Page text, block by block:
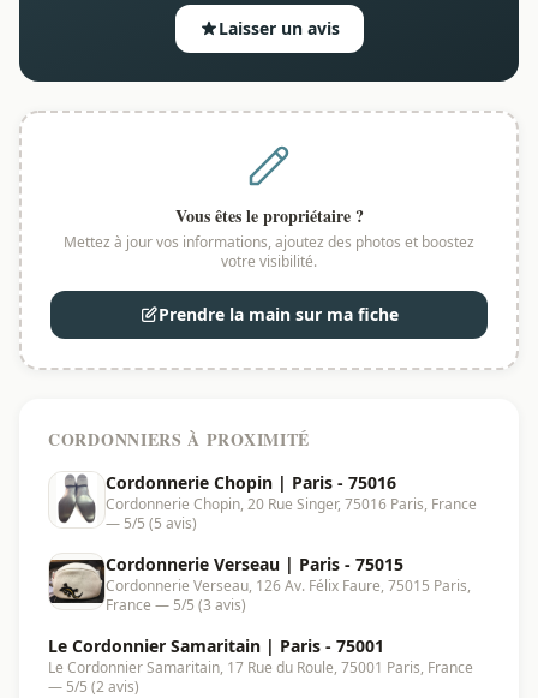
Laisser un avis
Vous êtes le propriétaire ?
Mettez à jour vos informations, ajoutez des photos et boostez
votre visibilité.
Prendre la main sur ma fiche
CORDONNIERS À PROXIMITÉ
Cordonnerie Chopin | Paris - 75016
Cordonnerie Chopin, 20 Rue Singer, 75016 Paris, France
— 5/5 (5 avis)
Cordonnerie Verseau | Paris - 75015
Cordonnerie Verseau, 126 Av. Félix Faure, 75015 Paris,
France — 5/5 (3 avis)
Le Cordonnier Samaritain | Paris - 75001
Le Cordonnier Samaritain, 17 Rue du Roule, 75001 Paris, France
— 5/5 (2 avis)